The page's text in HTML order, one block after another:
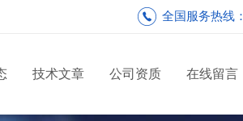
全国服务热线：
技术文章 公司资质 在线留言